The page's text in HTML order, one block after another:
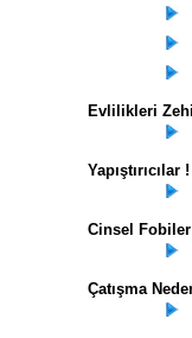
Evlilikleri
Yapıştırıcılar !
Cinsel Fobiler
Çatışma